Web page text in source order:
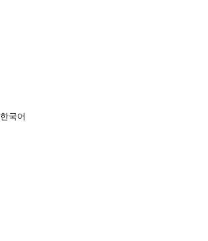
한국어